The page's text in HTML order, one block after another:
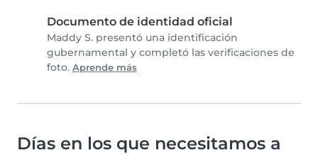
Documento de identidad oficial
Maddy S. presentó una identificación
gubernamental y completó las verificaciones de
foto. Aprende más
Días en los que necesitamos a